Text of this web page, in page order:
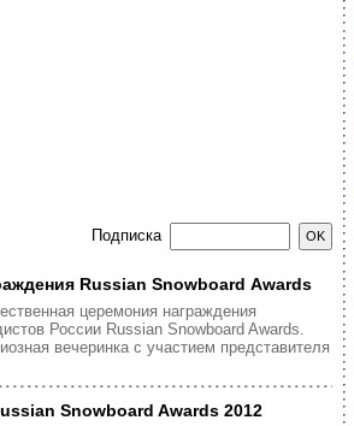
Подписка
Russian Snowboard Awards
церемония награждения
России Russian Snowboard Awards.
вечеринка с участием представителя
Snowboard Awards 2012